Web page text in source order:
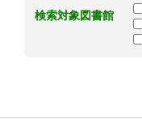
検索対象図書館